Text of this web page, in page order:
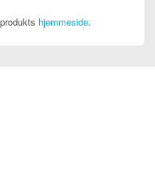
hjemmeside.